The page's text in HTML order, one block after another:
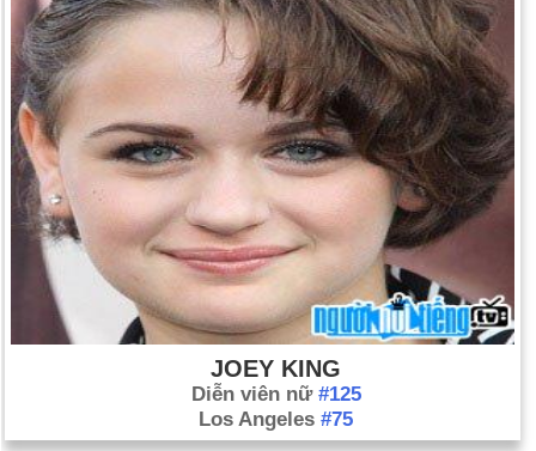
JOEY KING
Diễn viên nữ #125
Los Angeles #75